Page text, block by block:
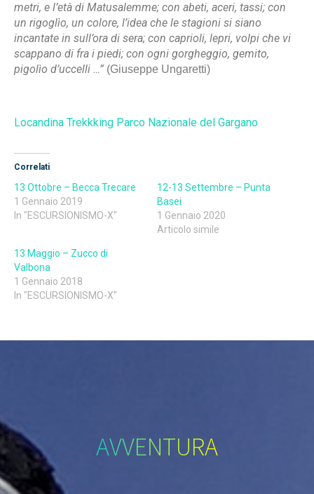
metri, e l’età di Matusalemme; con abeti, aceri, tassi; con
un rigoglìo, un colore, l’idea che le stagioni si siano
incantate in sull’ora di sera; con caprioli, lepri, volpi che vi
scappano di fra i piedi; con ogni gorgheggio, gemito,
pigolìo d’uccelli …” (Giuseppe Ungaretti)
Locandina Trekkking Parco Nazionale del Gargano
Correlati
13 Ottobre – Becca Trecare
1 Gennaio 2019
In "ESCURSIONISMO-X"
12-13 Settembre – Punta
Basei
1 Gennaio 2020
Articolo simile
13 Maggio – Zucco di
Valbona
1 Gennaio 2018
In "ESCURSIONISMO-X"
AVVENTURA